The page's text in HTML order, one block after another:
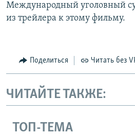
Международный уголовный
из трейлера к этому фильму.
Поделиться Читать без
ЧИТАЙТЕ ТАКЖЕ:
ТОП-ТЕМА